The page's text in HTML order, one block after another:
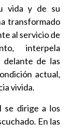
vida y de su
transformado
al servicio de
interpela
de las
actual,
vivida.
se dirige a los
En las